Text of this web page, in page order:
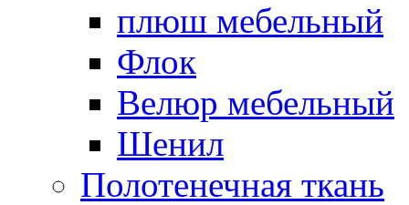
плюш мебельный
Флок
Велюр мебельный
Шенил
Полотенечная ткань